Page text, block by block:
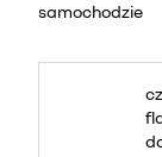
samochodzie